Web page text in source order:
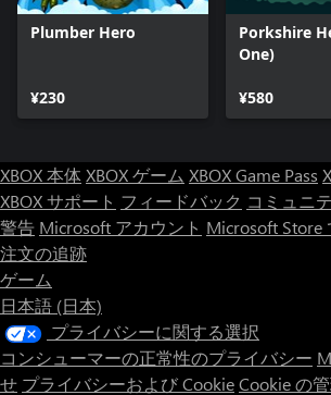
Plumber Hero
¥230
Porkshire
One)
¥580
XBOX 本体XBOX ゲーム XBOX Game Pass
XBOX サポート フィードバック コミュニ
警告 Microsoft アカウント Microsoft Store
注文の追跡
ゲーム
日本語 (日本)
プライバシーに関する選択
コンシューマーの正常性のプライバシー
せ プライバシーおよび CookieCookie の